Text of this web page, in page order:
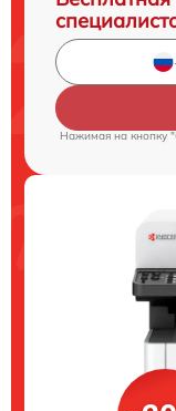
Нажимая на кнопку